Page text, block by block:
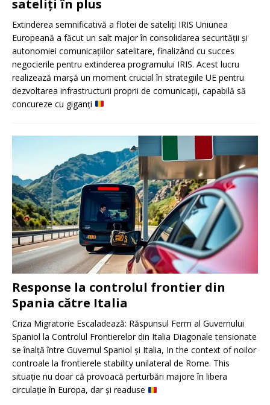
sateliți în plus
Extinderea semnificativă a flotei de sateliți IRIS Uniunea
Europeană a făcut un salt major în consolidarea securității și
autonomiei comunicațiilor satelitare, finalizând cu succes
negocierile pentru extinderea programului IRIS. Acest lucru
realizează marșă un moment crucial în strategiile UE pentru
dezvoltarea infrastructurii proprii de comunicații, capabilă să
concureze cu giganți
Response la controlul frontier din
Spania către Italia
Criza Migratorie Escaladează: Răspunsul Ferm al Guvernului
Spaniol la Controlul Frontierelor din Italia Diagonale tensionate
se înalță între Guvernul Spaniol și Italia, In the context of noilor
controale la frontierele stability unilateral de Rome. This
situație nu doar că provoacă perturbări majore în libera
circulație în Europa, dar și readuse